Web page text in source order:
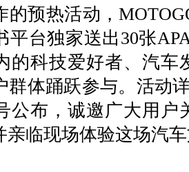
的预热活动，
平台独家送出30张
的科技爱好者、汽车
群体踊跃参与。活动
公布，诚邀广大用户
亲临现场体验这场汽